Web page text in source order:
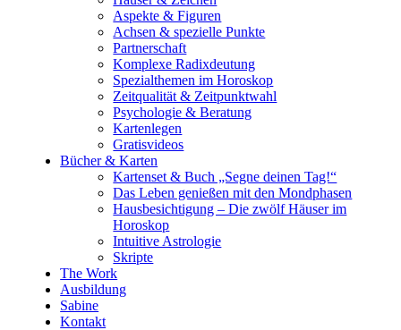
Aspekte & Figuren
Achsen & spezielle Punkte
Partnerschaft
Komplexe Radixdeutung
Spezialthemen im Horoskop
Zeitqualität & Zeitpunktwahl
Psychologie & Beratung
Kartenlegen
Gratisvideos
Bücher & Karten
Kartenset & Buch „Segne deinen Tag!“
Das Leben genießen mit den Mondphasen
Hausbesichtigung – Die zwölf Häuser im
Horoskop
Intuitive Astrologie
Skripte
The Work
Ausbildung
Sabine
Kontakt